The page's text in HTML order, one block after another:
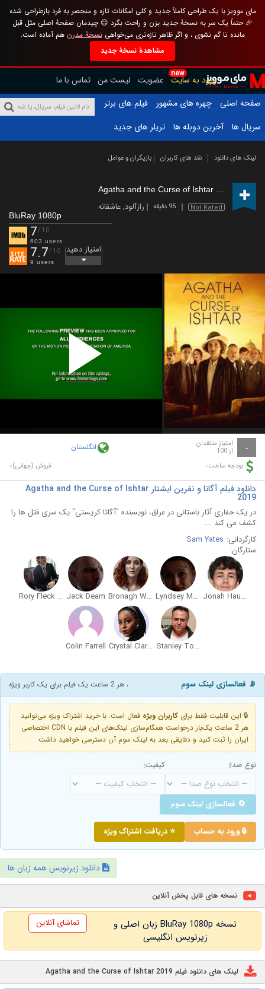
مای موویز با یک طراحی کاملاً جدید و کلی امکانات تازه و منحصر به فرد بازطراحی شده
🎉 حتماً یک سر به نسخهٔ جدید بزن و راحت بگرد 😊 چیدمان صفحهٔ اصلی مثل قبل
مانده تا گم نشوی ، و اگر ظاهر تازه‌تری می‌خواهینسخهٔ مدرن هم آماده است.
مشاهدهٔ نسخهٔ جدید
new
ورود به سایت عضویت لیست من تماس با ما
صفحه اصلی
چهره های مشهور
فیلم های برتر
سریال ها
آخرین دوبله ها تریلر های جدید
لینک های دانلود نقد های کاربران بازیگران و عوامل
Not Rated 95 دقیقه رازآلود,عاشقانه
BluRay 1080p
7/10
603 users
7.7/10
9 users
امتیاز دهید
Play
Video
- امتیاز منتقدان
از 100 انگلستان
بودجه ساخت:- فروش (جهانی):-
دانلود فیلم آگاتا و نفرین ایشتار Agatha and the Curse of Ishtar
2019
در یک حفاری آثار باستانی در عراق، نویسنده "آگاتا کریستی" یک سری قتل ها را
کشف می کند ...
کارگردانی: Sam Yates
ستارگان:
Jonah Hauer-King
Lyndsey Marshal
Bronagh Waugh
Jack Deam
Rory Fleck Byrne
Stanley Townsend
Crystal Clarke
Colin Farrell
📡 فعالسازی لینک سوم ، هر 2 ساعت یک فیلم برای یک کاربر ویژه
🔒 این قابلیت فقط برای کاربران ویژه فعال است. با خرید اشتراک ویژه می‌توانید
هر 2 ساعت یک‌بار درخواست همگام‌سازی لینک‌های این فیلم با CDN اختصاصی
ایران را ثبت کنید و دقایقی بعد به لینک سوم آن دسترسی خواهید داشت
نوع صدا: کیفیت:
🔄 فعالسازی لینک سوم
🔒 ورود به حساب ⭐ دریافت اشتراک ویژه
دانلود زیرنویس همه زبان ها
نسخه های قابل پخش آنلاین
نسخه BluRay 1080p زبان اصلی و
زیرنویس انگلیسی
تماشای آنلاین
لینک های دانلود فیلم Agatha and the Curse of Ishtar 2019